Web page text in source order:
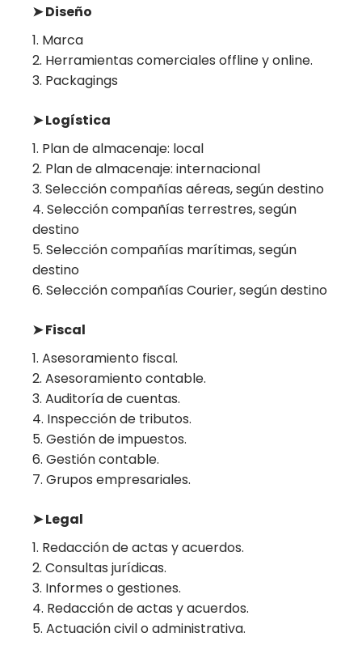
➤ Diseño
Marca
Herramientas comerciales offline y online.
Packagings
➤ Logística
Plan de almacenaje: local
Plan de almacenaje: internacional
Selección compañías aéreas, según destino
Selección compañías terrestres, según
destino
Selección compañías marítimas, según
destino
Selección compañías Courier, según destino
➤ Fiscal
Asesoramiento fiscal.
Asesoramiento contable.
Auditoría de cuentas.
Inspección de tributos.
Gestión de impuestos.
Gestión contable.
Grupos empresariales.
➤ Legal
Redacción de actas y acuerdos.
Consultas jurídicas.
Informes o gestiones.
Redacción de actas y acuerdos.
Actuación civil o administrativa.